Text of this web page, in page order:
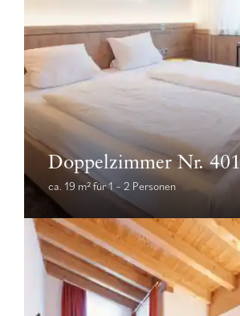
Doppelzimmer Nr. 401
ca. 19 m² für 1 – 2 Personen